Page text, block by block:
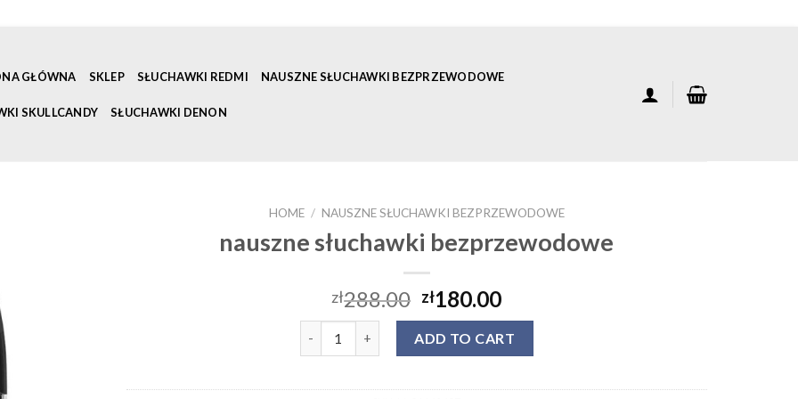
GŁÓWNA SKLEP SŁUCHAWKI REDMI NAUSZNE SŁUCHAWKI BEZPRZEWODOWE
SKULLCANDY SŁUCHAWKI DENON
HOME / NAUSZNE SŁUCHAWKI BEZPRZEWODOWE
nauszne słuchawki bezprzewodowe
zł288.00 zł180.00
ADD TO CART